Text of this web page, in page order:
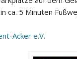
ca. 5 Minuten
Acker e.V.